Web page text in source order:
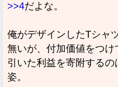
>>4だよな。
俺がデザインしたTシャ
無いが、付加価値をつけ
引いた利益を寄附する
姿。